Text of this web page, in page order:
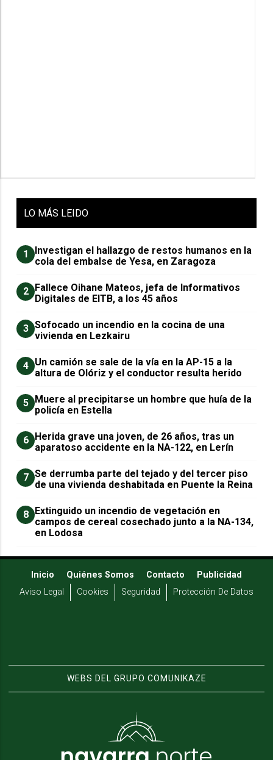
LO MÁS LEIDO
1
Investigan el hallazgo de restos humanos en la
cola del embalse de Yesa, en Zaragoza
2 Fallece Oihane Mateos, jefa de Informativos
Digitales de EITB, a los 45 años
3 Sofocado un incendio en la cocina de una
vivienda en Lezkairu
4 Un camión se sale de la vía en la AP-15 a la
altura de Olóriz y el conductor resulta herido
5 Muere al precipitarse un hombre que huía de la
policía en Estella
6 Herida grave una joven, de 26 años, tras un
aparatoso accidente en la NA-122, en Lerín
7 Se derrumba parte del tejado y del tercer piso
de una vivienda deshabitada en Puente la Reina
8 Extinguido un incendio de vegetación en
campos de cereal cosechado junto a la NA-134,
en Lodosa
Inicio Quiénes Somos Contacto
Publicidad
Aviso Legal
Cookies Seguridad Protección De Datos
WEBS DEL GRUPO COMUNIKAZE